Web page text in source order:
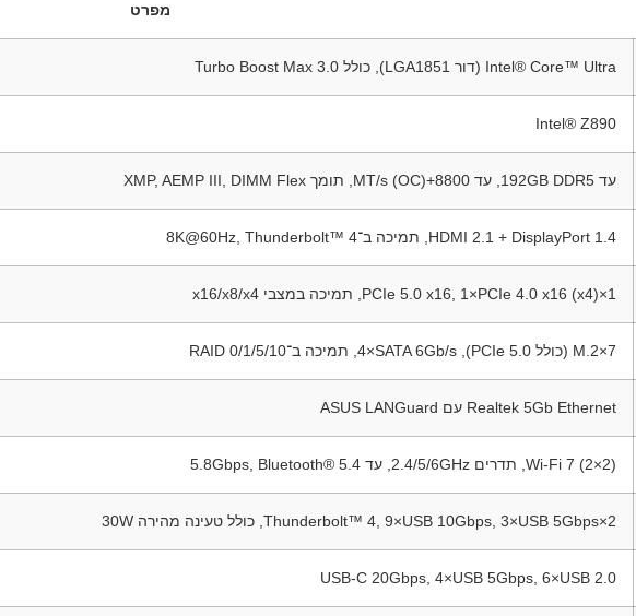
מפרט
Intel® Core™ Ultra (דור LGA1851), כולל Turbo Boost Max 3.0
Intel® Z890
עד 192GB DDR5, עד 8800+MT/s (OC), תומך XMP, AEMP III, DIMM Flex
HDMI 2.1 + DisplayPort 1.4, תמיכה ב־8K@60Hz, Thunderbolt™ 4
1×PCIe 5.0 x16, 1×PCIe 4.0 x16 (x4), תמיכה במצבי x16/x8/x4
7×M.2 (כולל PCIe 5.0), 4×SATA 6Gb/s, תמיכה ב־RAID 0/1/5/10
Realtek 5Gb Ethernet עם ASUS LANGuard
Wi-Fi 7 (2×2), תדרים 2.4/5/6GHz, עד 5.8Gbps, Bluetooth® 5.4
2×Thunderbolt™ 4, 9×USB 10Gbps, 3×USB 5Gbps, כולל טעינה מהירה 30W
USB-C 20Gbps, 4×USB 5Gbps, 6×USB 2.0